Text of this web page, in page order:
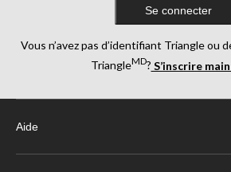
Se connecter
Vous n’avez pas d’identifiant Triangle ou
TriangleMD? S’inscrire
Aide